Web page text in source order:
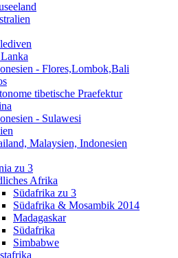
- Flores,Lombok,Bali
tibetische Praefektur
- Sulawesi
Malaysien, Indonesien
zu 3
Afrika
Südafrika zu 3
Südafrika & Mosambik 2014
Madagaskar
Südafrika
Simbabwe